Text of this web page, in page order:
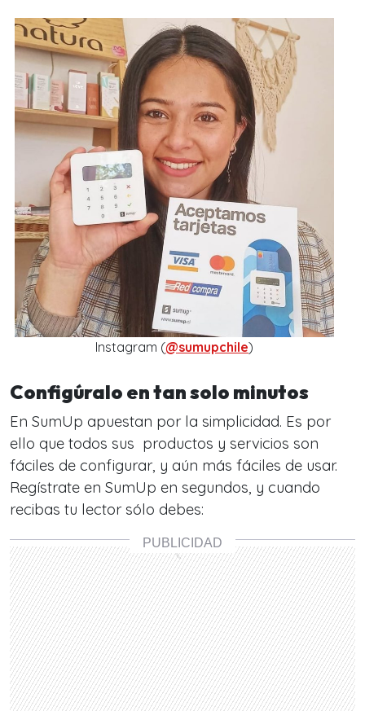
Instagram (@sumupchile)
Configúralo en tan solo minutos
En SumUp apuestan por la simplicidad. Es por
ello que todos sus productos y servicios son
fáciles de configurar, y aún más fáciles de usar.
Regístrate en SumUp en segundos, y cuando
recibas tu lector sólo debes: